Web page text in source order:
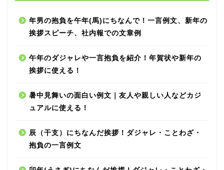
年男の抱負を午年(馬)にちなんで！一言例文、新年の
挨拶スピーチ、社内報での文章例
午年のダジャレや一言抱負を紹介！年賀状や新年の
挨拶に使える！
暑中見舞いの面白い例文｜友人や親しい人などカジ
ュアルに使える！
辰（干支）にちなんだ挨拶！ダジャレ・ことわざ・
抱負の一言例文